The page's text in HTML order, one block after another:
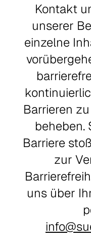
Kontakt
unserer
einzelne
Barrieren
beheben.
Barriere
zur
uns über